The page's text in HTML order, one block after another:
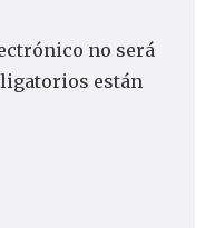
no será
están